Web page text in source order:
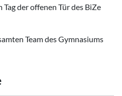
der offenen Tür des BiZe
Team des Gymnasiums